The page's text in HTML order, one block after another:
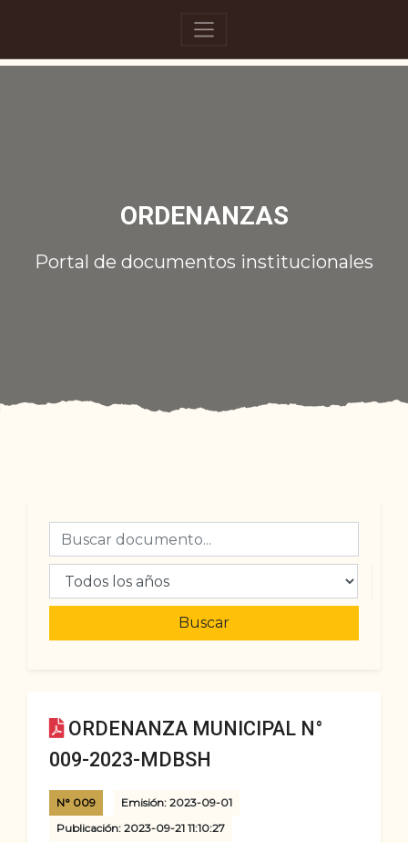
ORDENANZAS
Portal de documentos institucionales
Buscar
ORDENANZA MUNICIPAL N°
009-2023-MDBSH
N° 009
Emisión: 2023-09-01
Publicación: 2023-09-21 11:10:27